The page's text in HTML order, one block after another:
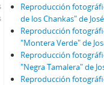
Reproducción
de los Chankas" de
Reproducción
"Montera Verde" de
Reproducción
"Negra Tamalera" de
Reproducción